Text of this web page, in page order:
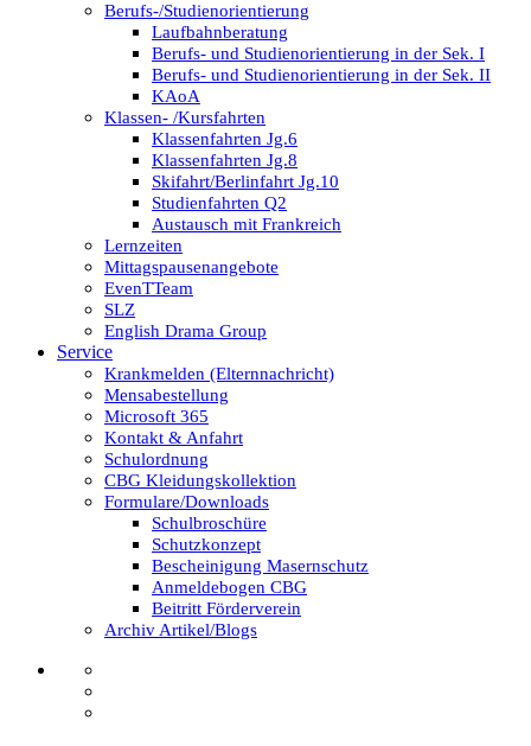
Berufs-/Studienorientierung
Laufbahnberatung
Berufs- und Studienorientierung in der Sek. I
Berufs- und Studienorientierung in der Sek. II
KAoA
Klassen- /Kursfahrten
Klassenfahrten Jg.6
Klassenfahrten Jg.8
Skifahrt/Berlinfahrt Jg.10
Studienfahrten Q2
Austausch mit Frankreich
Lernzeiten
Mittagspausenangebote
EvenTTeam
SLZ
English Drama Group
Service
Krankmelden (Elternnachricht)
Mensabestellung
Microsoft 365
Kontakt & Anfahrt
Schulordnung
CBG Kleidungskollektion
Formulare/Downloads
Schulbroschüre
Schutzkonzept
Bescheinigung Masernschutz
Anmeldebogen CBG
Beitritt Förderverein
Archiv Artikel/Blogs